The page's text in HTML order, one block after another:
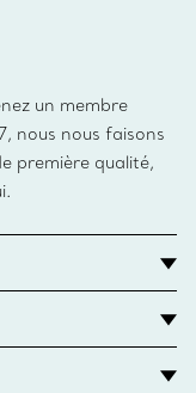
un membre
nous nous faisons
première qualité,